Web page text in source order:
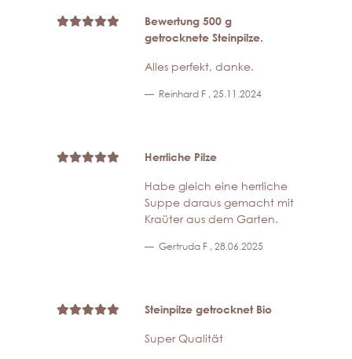
Bewertung 500 g
getrocknete Steinpilze.
Alles perfekt, danke.
Reinhard F , 25.11.2024
Herrliche Pilze
Habe gleich eine herrliche
Suppe daraus gemacht mit
Kraüter aus dem Garten.
Gertruda F , 28.06.2025
Steinpilze getrocknet Bio
Super Qualität